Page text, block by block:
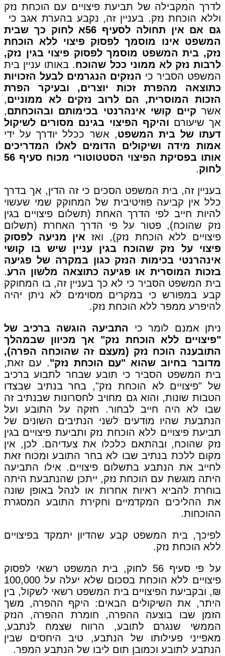
לדרך המקבילה של תביעת פיצויים עם הוכחת נזק
וללא הוכחת נזק. בעניין זה, נקבע בהערת אגב כי
גם אם אין תחולה לסעיף 56א לחוק כך שבית
המשפט אינו מוסמך לפסוק פיצוי ללא הוכחת
נזק, בית המשפט מוסמך לפסוק פיצוי בגין נזק,
לרבות נזק לא ממוני ככל שהוכח. באותו עניין בית
המשפט הסביר כי הנזקים הנגרמים לבעל הזכויות
כתוצאה מהפרת זכות יוצרים, ובעיקר הפרת
הזכות המוסרית, הם לרוב נזקים לא ממוניים,
אשר קיים קושי אינהרנטי בכימותם ובהוכחתם,
אך שיעורם והיקף הפיצוי בגינם מסורים לשיקול
דעתו של בית המשפט, אשר ככלל יודרך על ידי
אמות מידה ושיקולים הדומים לאלו המדריכים
אותו בפסיקת הפיצוי הסטטוטורי מכוח סעיף 56
לחוק.
בעניין זה, בית המשפט הסכים כי זה הדין, אך בדרך
כלל אין קביעה פוזיטיבית של המחוקק שמי שעשוי
להיות חייב לפי הדרך האחת (תשלום פיצויים בגין
נזק שהוכח), פטור על פי הדרך האחרת (תשלום
פיצויים ללא הוכחת נזק), ואז אין מניעה לפסוק
פיצוי על נזק שהוכח בגין עניין שיש בו קושי
אינהרנטי בכימות הנזק כגון במקרה של פגיעה
בזכות המוסרית או פגיעה כתוצאה מלשון הרע.
בית המשפט הסביר כי לא כך בעניין זה, בו המחוקק
קבע במפורש כי במקרים מסוימים לא ניתן יהיה
להיפרע ממפר ללא הוכחת נזק.
ניתן אמנם לומר כי
התביעה הוגשה ברכיב של
"פיצויים ללא הוכחת נזק" אך מכיוון שבמהלך
התובענה הוכח נזק (מעצם זה שהוכחה הפרה),
מדובר בחיוב שהוא "עם הוכחת נזק". עם זאת,
בית המשפט הסביר כי תובע שבחר לתבוע ברכיב
של "פיצויים לא הוכחת נזק", בחר בנתיב שבצדו
הטבות שונות, והוא גם מחויב לחסרונות שבנתיב זה
שבו לא היה חייב לבחור. חזקה על התובע ועל
הנתבעת שהיו מודעים לשני הנתיבים השונים של
תביעת פיצויים ללא הוכחת נזק ותביעת פיצויים בגין
נזק שהוכח, ובהתאם כלכלו את צעדיהם. לכן, אין
מקום ללכת בנתיב שבו לא בחר התובע ומכוח זאת
לחייב את הנתבע בתשלום פיצויים. אילו התביעה
היתה מוגשת עם הוכחת נזק, ייתכן שהנתבעת היתה
בוחרת להביא ראיות אחרות או לנהל באופן שונה
את ההליכים המקדמיים וחקירת התובע המסגרת
ההוכחות.
לפיכך, בית המשפט קבע שהדיון יתמקד בפיצויים
ללא הוכחת נזק.
על פי סעיף 56 לחוק, בית המשפט רשאי לפסוק
פיצויים ללא הוכחת בסכום שלא יעלה על 100,000
₪, ובקביעת הפיצויים בית המשפט רשאי לשקול, בין
היתר, את השיקולים הבאים: היקף ההפרה, משך
הזמן שבו בוצעה ההפרה, חומרת ההפרה, הנזק
הממשי שנגרם לתובע, הרווח שצמח לנתבע,
מאפייני פעילותו של הנתבע, טיב היחסים שבין
הנתבע לתובע וכמובן תום ליבו של הנתבע המפר.